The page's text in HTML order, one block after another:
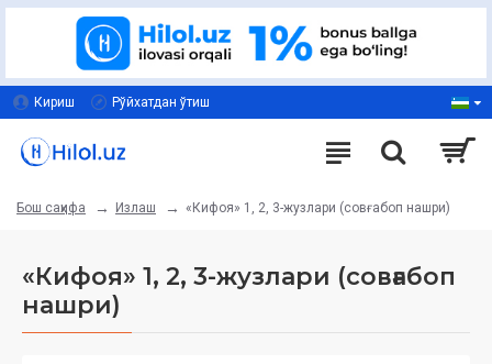
Кириш Рўйхатдан ўтиш
Бош саҳифа Излаш «Кифоя» 1, 2, 3-жузлари (совғабоп нашри)
«Кифоя» 1, 2, 3-жузлари (совғабоп
нашри)